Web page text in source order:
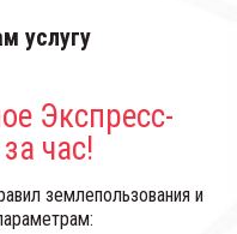
услугу
час!
землепользования и